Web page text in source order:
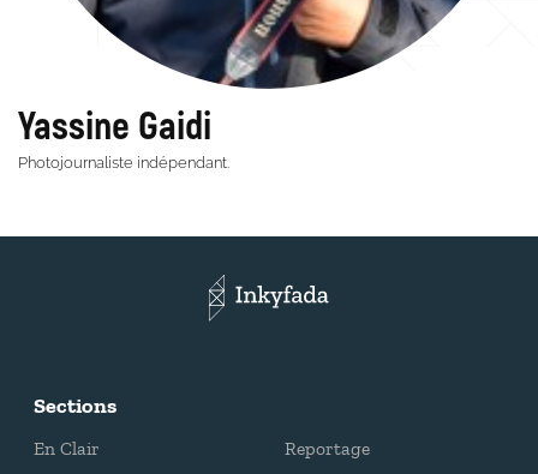
Yassine Gaidi
Photojournaliste indépendant.
Sections
En Clair
Reportage